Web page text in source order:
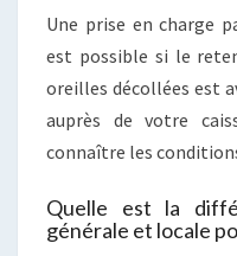
Une prise en charge
est possible si le
oreilles décollées est
auprès de votre
connaître les
Quelle est la
générale et locale